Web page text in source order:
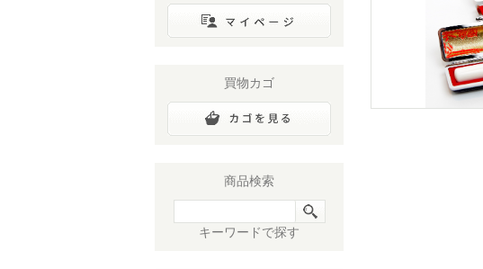
買物カゴ
商品検索
キーワードで探す